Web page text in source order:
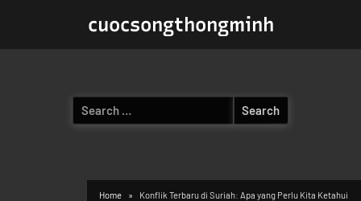
cuocsongthongminh
Search
for:
Home Konflik Terbaru di Suriah: Apa yang Perlu Kita Ketahui